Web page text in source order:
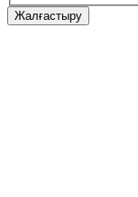
Жалғастыру